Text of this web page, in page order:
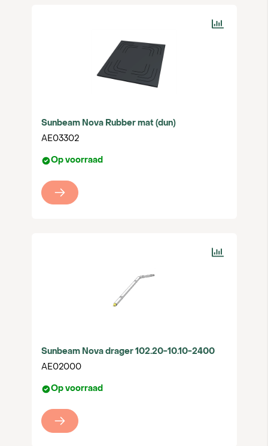
Sunbeam Nova Rubber mat (dun)
AE03302
Op voorraad
Sunbeam Nova drager 102.20-10.10-2400
AE02000
Op voorraad